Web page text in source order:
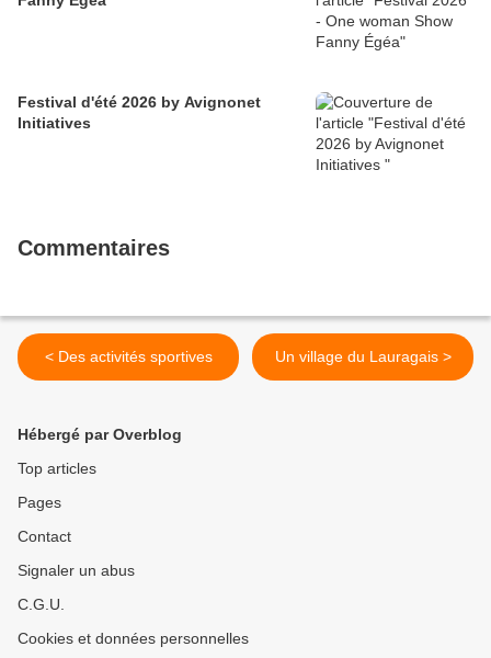
Festival d'été 2026 by Avignonet
Initiatives
Commentaires
< Des activités sportives Un village du Lauragais >
Hébergé par Overblog
Top articles
Pages
Contact
Signaler un abus
C.G.U.
Cookies et données personnelles